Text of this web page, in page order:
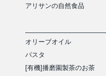
アリサンの自然食品
オリーブオイル
パスタ
[有機]播磨園製茶のお茶